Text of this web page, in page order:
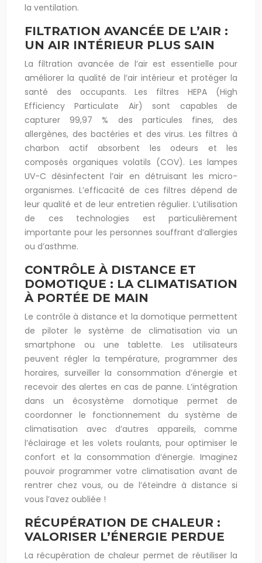
la ventilation.
FILTRATION AVANCÉE DE L’AIR :
UN AIR INTÉRIEUR PLUS SAIN
La filtration avancée de l’air est essentielle pour
améliorer la qualité de l’air intérieur et protéger la
santé des occupants. Les filtres HEPA (High
Efficiency Particulate Air) sont capables de
capturer 99,97 % des particules fines, des
allergènes, des bactéries et des virus. Les filtres à
charbon actif absorbent les odeurs et les
composés organiques volatils (COV). Les lampes
UV-C désinfectent l’air en détruisant les micro-
organismes. L’efficacité de ces filtres dépend de
leur qualité et de leur entretien régulier. L’utilisation
de ces technologies est particulièrement
importante pour les personnes souffrant d’allergies
ou d’asthme.
CONTRÔLE À DISTANCE ET
DOMOTIQUE : LA CLIMATISATION
À PORTÉE DE MAIN
Le contrôle à distance et la domotique permettent
de piloter le système de climatisation via un
smartphone ou une tablette. Les utilisateurs
peuvent régler la température, programmer des
horaires, surveiller la consommation d’énergie et
recevoir des alertes en cas de panne. L’intégration
dans un écosystème domotique permet de
coordonner le fonctionnement du système de
climatisation avec d’autres appareils, comme
l’éclairage et les volets roulants, pour optimiser le
confort et la consommation d’énergie. Imaginez
pouvoir programmer votre climatisation avant de
rentrer chez vous, ou de l’éteindre à distance si
vous l’avez oubliée !
RÉCUPÉRATION DE CHALEUR :
VALORISER L’ÉNERGIE PERDUE
La récupération de chaleur permet de réutiliser la